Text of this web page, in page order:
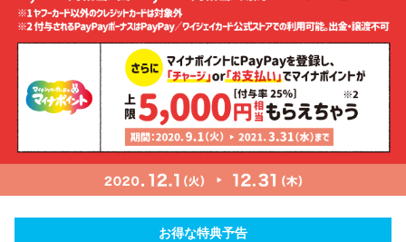
お得な特典予告